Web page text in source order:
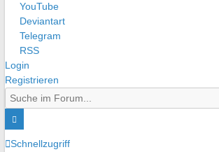
YouTube
Deviantart
Telegram
RSS
Login
Registrieren
Schnellzugriff